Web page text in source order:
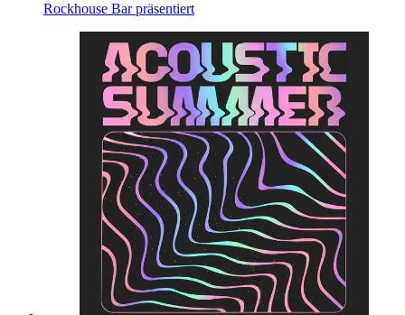
Rockhouse Bar präsentiert